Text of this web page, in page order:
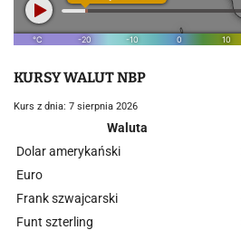
KURSY WALUT NBP
Kurs z dnia: 7 sierpnia 2026
Waluta
Dolar amerykański
Euro
Frank szwajcarski
Funt szterling